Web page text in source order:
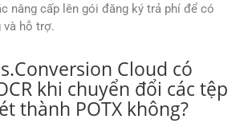
nâng cấp lên gói đăng ký trả phí để có
và hỗ trợ.
Cloud có
khi chuyển đổi các tệp
thành POTX không?